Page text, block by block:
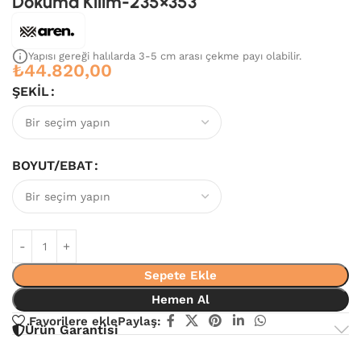
Yapısı gereği halılarda 3-5 cm arası çekme payı olabilir.
₺44.820,00
ŞEKIL
BOYUT/EBAT
Sepete Ekle
Hemen Al
Favorilere eklePaylaş:
Ürün Garantisi